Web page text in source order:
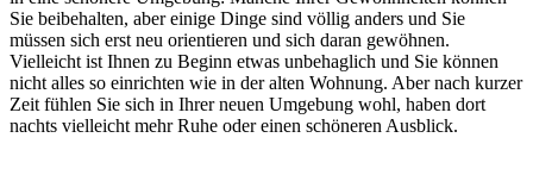
Sie beibehalten, aber einige Dinge sind völlig anders und Sie
müssen sich erst neu orientieren und sich daran gewöhnen.
Vielleicht ist Ihnen zu Beginn etwas unbehaglich und Sie können
nicht alles so einrichten wie in der alten Wohnung. Aber nach kurzer
Zeit fühlen Sie sich in Ihrer neuen Umgebung wohl, haben dort
nachts vielleicht mehr Ruhe oder einen schöneren Ausblick.